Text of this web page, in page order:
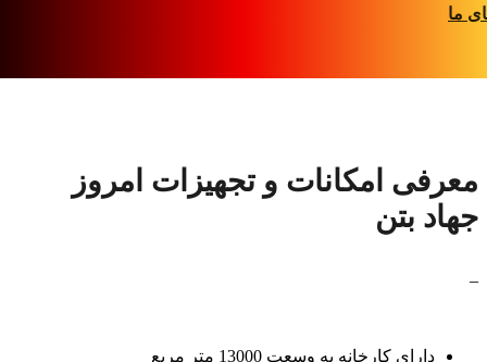
ما
معرفی امکانات و تجهیزات امروز
جهاد بتن
دارای کارخانه به وسعت 13000 متر مربع